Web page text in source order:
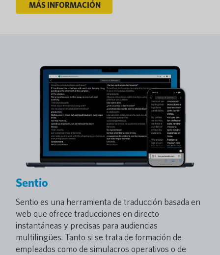
MÁS INFORMACIÓN
Sentio
Sentio es una herramienta de traducción basada en
web que ofrece traducciones en directo
instantáneas y precisas para audiencias
multilingües. Tanto si se trata de formación de
empleados como de simulacros operativos o de